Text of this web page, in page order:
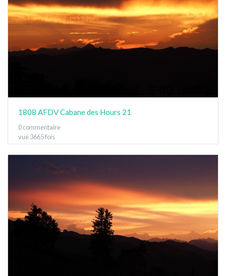
1808 AFDV Cabane des Hours 21
0 commentaire
vue 3665 fois